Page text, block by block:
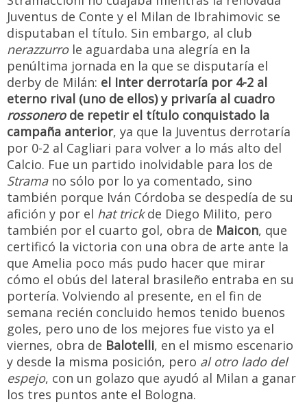
Juventus de Conte y el Milan de Ibrahimovic se
disputaban el título. Sin embargo, al club
nerazzurrole aguardaba una alegría en la
penúltima jornada en la que se disputaría el
derby de Milán: el Inter derrotaría por 4-2 al
eterno rival (uno de ellos) y privaría al cuadro
rossonerode repetir el título conquistado la
campaña anterior, ya que la Juventus derrotaría
por 0-2 al Cagliari para volver a lo más alto del
Calcio. Fue un partido inolvidable para los de
Stramano sólo por lo ya comentado, sino
también porque Iván Córdoba se despedía de su
afición y por el hat trickde Diego Milito, pero
también por el cuarto gol, obra de Maicon, que
certificó la victoria con una obra de arte ante la
que Amelia poco más pudo hacer que mirar
cómo el obús del lateral brasileño entraba en su
portería. Volviendo al presente, en el fin de
semana recién concluido hemos tenido buenos
goles, pero uno de los mejores fue visto ya el
viernes, obra de Balotelli, en el mismo escenario
y desde la misma posición, pero al otro lado del
espejo, con un golazo que ayudó al Milan a ganar
los tres puntos ante el Bologna.